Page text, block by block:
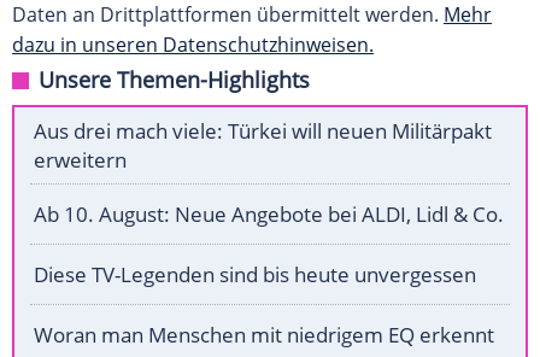
Daten an Drittplattformen übermittelt werden. Mehr
dazu in unseren Datenschutzhinweisen.
Unsere Themen-Highlights
Aus drei mach viele: Türkei will neuen Militärpakt
erweitern
Ab 10. August: Neue Angebote bei ALDI, Lidl & Co.
Diese TV-Legenden sind bis heute unvergessen
Woran man Menschen mit niedrigem EQ erkennt